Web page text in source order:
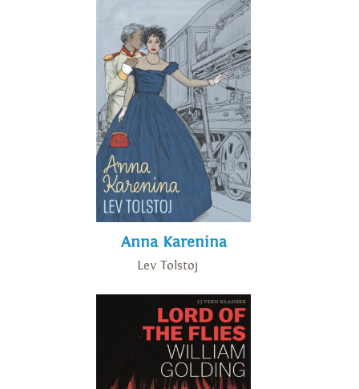
Anna Karenina
Lev Tolstoj